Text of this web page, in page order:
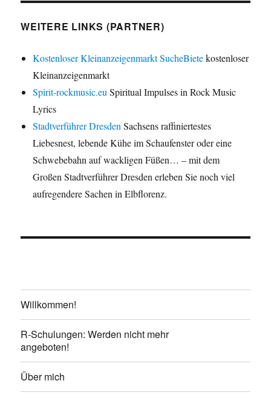
WEITERE LINKS (PARTNER)
Kostenloser Kleinanzeigenmarkt SucheBietekostenloser
Kleinanzeigenmarkt
Spirit-rockmusic.eu Spiritual Impulses in Rock Music
Lyrics
Stadtverführer Dresden Sachsens raffiniertestes
Liebesnest, lebende Kühe im Schaufenster oder eine
Schwebebahn auf wackligen Füßen… – mit dem
Großen Stadtverführer Dresden erleben Sie noch viel
aufregendere Sachen in Elbflorenz.
Willkommen!
R-Schulungen: Werden nicht mehr
angeboten!
Über mich